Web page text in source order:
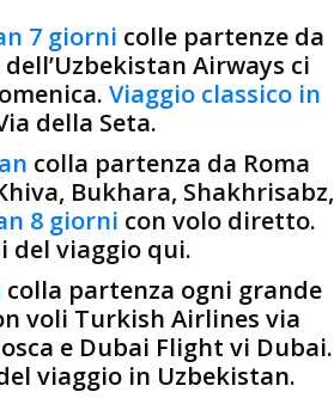
7 giorni colle partenze da
Airways ci
Viaggio classico in
della Seta.
colla partenza da Roma
Bukhara, Shakhrisabz,
8 giorni con volo diretto.
del viaggio qui.
colla partenza ogni grande
voli Turkish Airlines via
e Dubai Flight vi Dubai.
viaggio in Uzbekistan.